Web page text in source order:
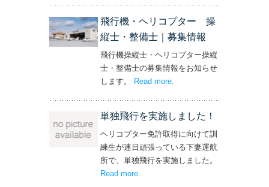
飛行機・ヘリコプター 操
縦士・整備士｜募集情報
飛行機操縦士・ヘリコプター操縦
士・整備士の募集情報をお知らせ
します。
Read more– ‘飛行機・ヘリコプター
.
単独飛行を実施しました！
ヘリコプター免許取得に向けて訓
練生が連日頑張っている下妻運航
所で、単独飛行を実施しました。
Read more